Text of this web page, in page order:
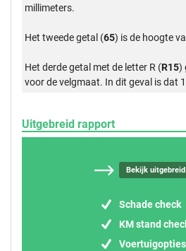
millimeters.
Het tweede getal (65) is de hoogte
Het derde getal met de letter R (R15)
voor de velgmaat. In dit geval is dat
Uitgebreid rapport
Bekijk uitgebreid
Schade check
KM stand
Voertuigopties